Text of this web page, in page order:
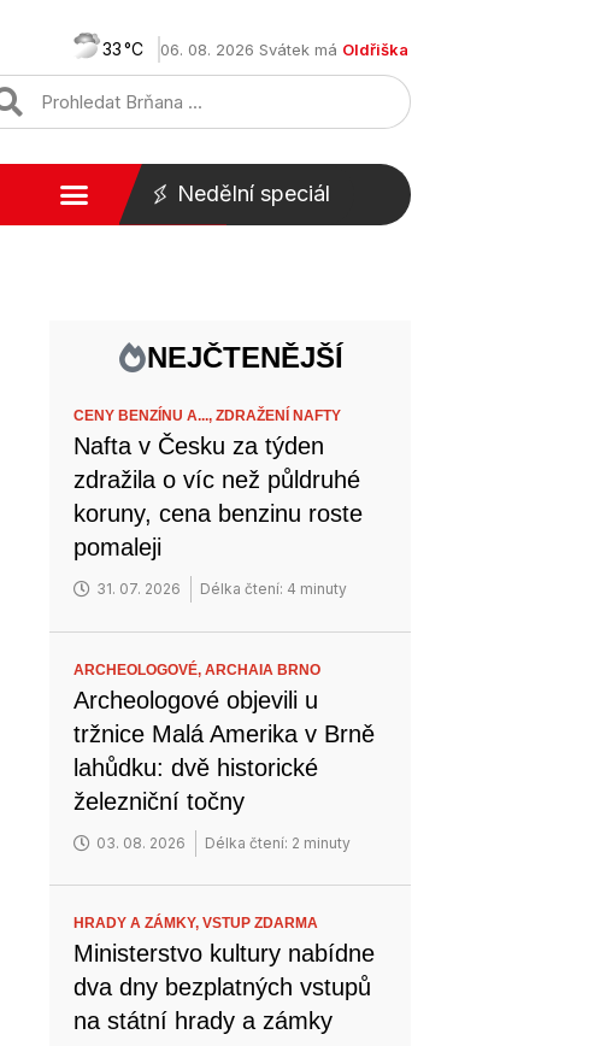
33 06. 08. 2026 Svátek má Oldřiška
Nedělní speciál
NEJČTENĚJŠÍ
CENY BENZÍNU A...,ZDRAŽENÍ NAFTY
Nafta v Česku za týden
zdražila o víc než půldruhé
koruny, cena benzinu roste
pomaleji
31. 07. 2026 Délka čtení: 4 minuty
ARCHEOLOGOVÉ,ARCHAIA BRNO
Archeologové objevili u
tržnice Malá Amerika v Brně
lahůdku: dvě historické
železniční točny
03. 08. 2026 Délka čtení: 2 minuty
HRADY A ZÁMKY,VSTUP ZDARMA
Ministerstvo kultury nabídne
dva dny bezplatných vstupů
na státní hrady a zámky